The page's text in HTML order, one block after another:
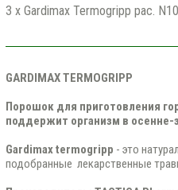
3 x Gardimax Termogripp pac. N10
GARDIMAX TERMOGRIPP
Порошок для приготовления
поддержит организм в осенне-
Gardimax termogripp - это
подобранные лекарственные